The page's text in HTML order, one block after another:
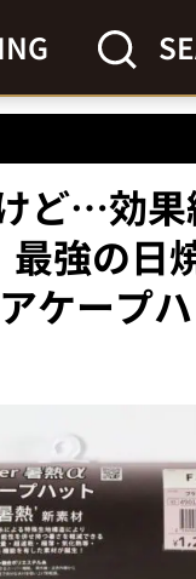
ど…効
強の日
ケープ